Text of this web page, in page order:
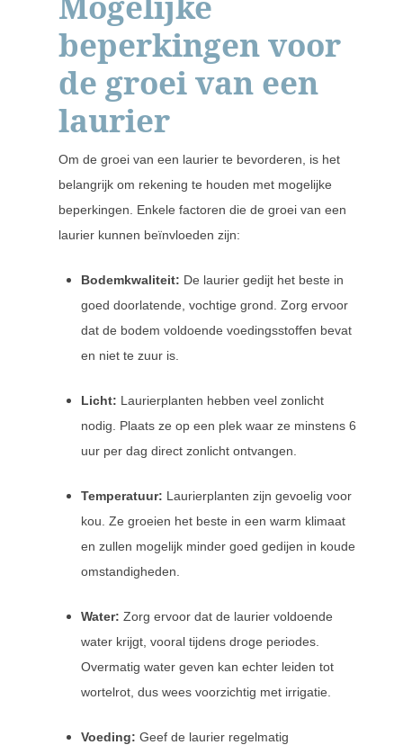
beperkingen voor
de groei van een
laurier
Om de groei van een laurier te bevorderen, is het
belangrijk om rekening te houden met mogelijke
beperkingen. Enkele factoren die de groei van een
laurier kunnen beïnvloeden zijn:
Bodemkwaliteit: De laurier gedijt het beste in
goed doorlatende, vochtige grond. Zorg ervoor
dat de bodem voldoende voedingsstoffen bevat
en niet te zuur is.
Licht: Laurierplanten hebben veel zonlicht
nodig. Plaats ze op een plek waar ze minstens 6
uur per dag direct zonlicht ontvangen.
Temperatuur: Laurierplanten zijn gevoelig voor
kou. Ze groeien het beste in een warm klimaat
en zullen mogelijk minder goed gedijen in koude
omstandigheden.
Water: Zorg ervoor dat de laurier voldoende
water krijgt, vooral tijdens droge periodes.
Overmatig water geven kan echter leiden tot
wortelrot, dus wees voorzichtig met irrigatie.
Voeding: Geef de laurier regelmatig